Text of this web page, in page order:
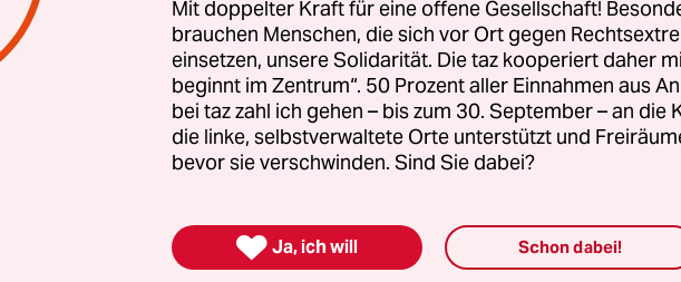
in Windeln im Fluss, der eigentlich nur ein Bach ist. Ich
und denke: krass. Dieses Rinnsal hatvor vier Jahren
135 Menschen in den Tod gerissen.
an der Ahr: Am freien Tag der Klimakonferenz in Bonn
jetzt Geld für die Anpassung an den Klimawandel und
für „Verluste und Schäden“ zu zahlen hat. Im Ahrtal
Mit doppelter Kraft für eine offene Gesellschaft!
brauchen Menschen, die sich vor Ort gegen
einsetzen, unsere Solidarität. Die taz kooperiert daher
beginnt im Zentrum“. 50 Prozent aller Einnahmen aus
bei taz zahl ich gehen – bis zum 30. September – an die
die linke, selbstverwaltete Orte unterstützt und
bevor sie verschwinden. Sind Sie dabei?
 Ja, ich will Schon dabei!